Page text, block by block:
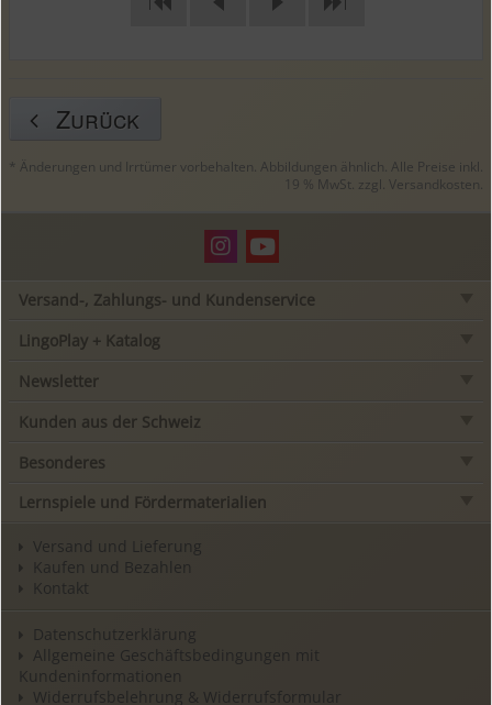
Zurück
* Änderungen und Irrtümer vorbehalten. Abbildungen ähnlich. Alle Preise inkl.
19 % MwSt. zzgl. Versandkosten.
Versand-, Zahlungs- und Kundenservice
LingoPlay + Katalog
Newsletter
Kunden aus der Schweiz
Besonderes
Lernspiele und Fördermaterialien
Versand und Lieferung
Kaufen und Bezahlen
Kontakt
Datenschutzerklärung
Allgemeine Geschäftsbedingungen mit
Kundeninformationen
Widerrufsbelehrung & Widerrufsformular